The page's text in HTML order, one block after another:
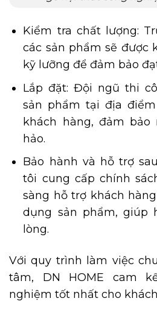
Kiểm tra chất lượng:
các sản phẩm sẽ được
kỹ lưỡng để đảm bảo
Lắp đặt: Đội ngũ thi
sản phẩm tại địa
khách hàng, đảm
hảo.
Bảo hành và hỗ trợ
tôi cung cấp chính
sàng hỗ trợ khách
dụng sản phẩm, giúp
lòng.
Với quy trình làm việc
tâm, DN HOME cam
nghiệm tốt nhất cho